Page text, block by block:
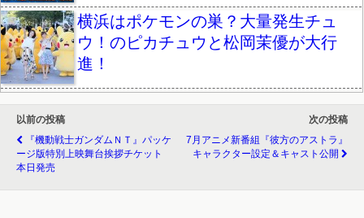
横浜はポケモンの巣？大量発生チュ
ウ！のピカチュウと松岡茉優が大行
進！
以前の投稿
『機動戦士ガンダムＮＴ』パッケ
ージ版特別上映舞台挨拶チケット
本日発売
次の投稿
7月アニメ新番組『彼方のアストラ』
キャラクター設定＆キャスト公開